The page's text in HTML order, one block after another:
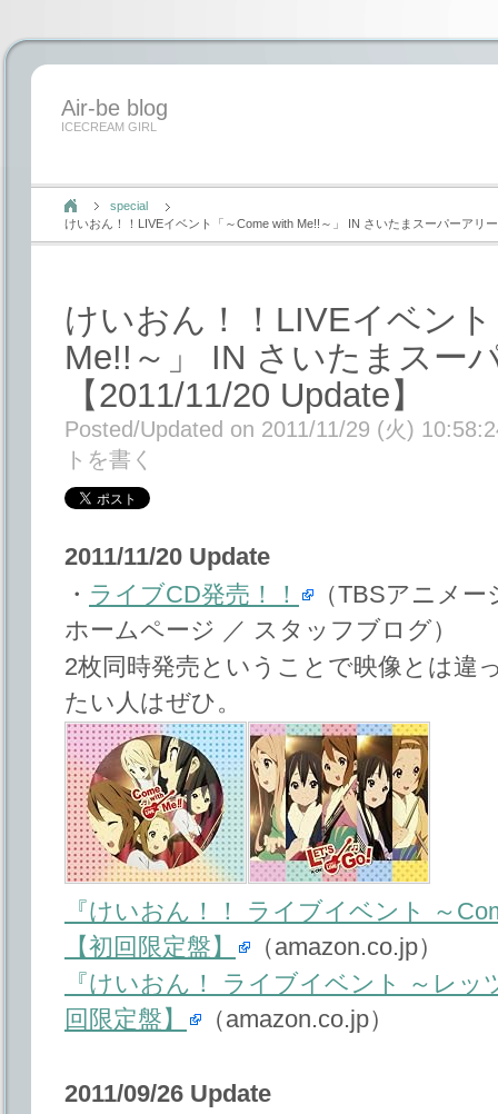
Air-be blog
ICECREAM GIRL
special
けいおん！！LIVEイベント「～Come with Me!!～」 IN さいたまスーパーアリ
けいおん！！LIVEイベン
Me!!～」 IN さいたまスー
【2011/11/20 Update】
Posted/Updated on 2011/11/29 (火)
トを書く
2011/11/20 Update
・ ライブCD発売！！
（TBSアニメ
ホームページ ／ スタッフブログ）
2枚同時発売ということで映像とは違
たい人はぜひ。
『けいおん！！ ライブイベント ～
【初回限定盤】
（amazon.co.jp）
『けいおん！ ライブイベント ～レッ
回限定盤】
（amazon.co.jp）
2011/09/26 Update